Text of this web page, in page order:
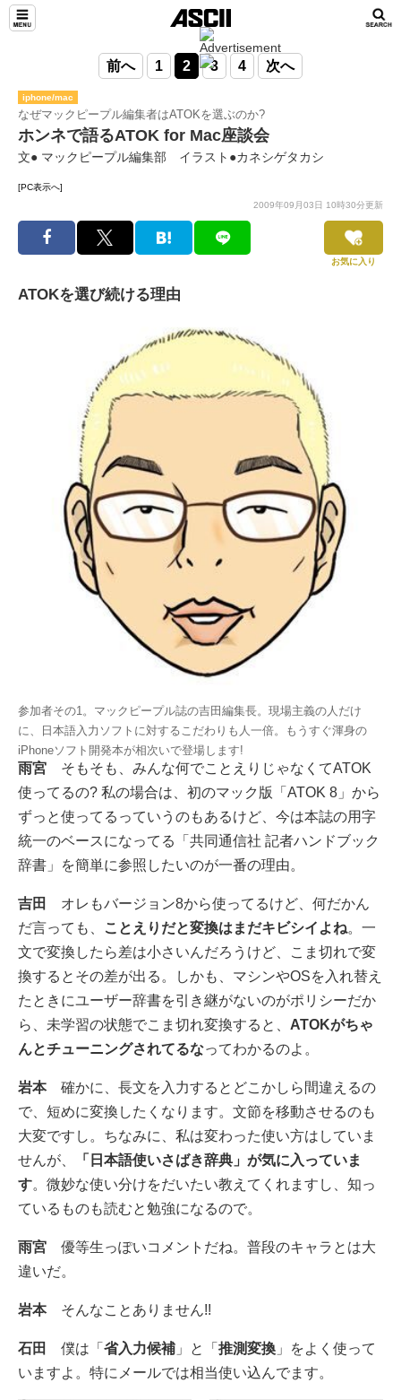
前へ 1 2 3 4 次へ
iphone/mac
なぜマックピープル編集者はATOKを選ぶのか?
ホンネで語るATOK for Mac座談会
文● マックピープル編集部 イラスト●カネシゲタカシ
[PC表示へ]
2009年09月03日 10時30分更新
お気に入り
ATOKを選び続ける理由
参加者その1。マックピープル誌の吉田編集長。現場主義の人だけ
に、日本語入力ソフトに対するこだわりも人一倍。もうすぐ渾身の
iPhoneソフト開発本が相次いで登場します!
雨宮 そもそも、みんな何でことえりじゃなくてATOK
使ってるの? 私の場合は、初のマック版「ATOK 8」から
ずっと使ってるっていうのもあるけど、今は本誌の用字
統一のベースになってる「共同通信社 記者ハンドブック
辞書」を簡単に参照したいのが一番の理由。
吉田
オレもバージョン8から使ってるけど、何だかん
だ言っても、
ことえりだと変換はまだキビシイよね。一
文で変換したら差は小さいんだろうけど、こま切れで変
換するとその差が出る。しかも、マシンやOSを入れ替え
たときにユーザー辞書を引き継がないのがポリシーだか
ら、未学習の状態でこま切れ変換すると、 ATOKがちゃ
んとチューニングされてるなってわかるのよ。
岩本確かに、長文を入力するとどこかしら間違えるの
で、短めに変換したくなります。文節を移動させるのも
大変ですし。ちなみに、私は変わった使い方はしていま
せんが、
「日本語使いさばき辞典」が気に入っていま
す。微妙な使い分けをだいたい教えてくれますし、知っ
ているものも読むと勉強になるので。
雨宮 優等生っぽいコメントだね。普段のキャラとは大
違いだ。
岩本そんなことありません!!
石田 僕は「 省入力候補 」と「 推測変換 」をよく使って
いますよ。特にメールでは相当使い込んでます。